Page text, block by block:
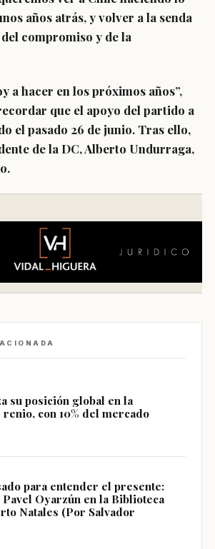
años atrás, y volver a la senda
compromiso y de la
a hacer en los próximos años”,
que el apoyo del partido a
el pasado 26 de junio. Tras ello,
de la DC, Alberto Undurraga,
su posición global en la
con 10% del mercado
para entender el presente:
Oyarzún en la Biblioteca
Natales (Por Salvador